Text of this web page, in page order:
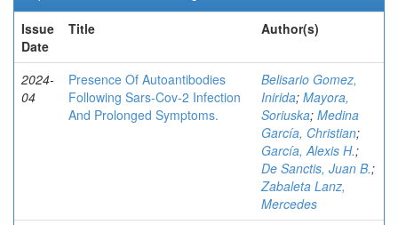
Issue
Date
Title Author(s)
2024-
04
Presence Of Autoantibodies
Following Sars-Cov-2 Infection
And Prolonged Symptoms.
Belisario Gomez,
Inirida; Mayora,
Soriuska; Medina
García, Christian;
García, Alexis H.;
De Sanctis, Juan B.;
Zabaleta Lanz,
Mercedes